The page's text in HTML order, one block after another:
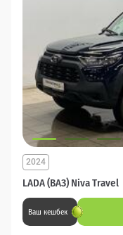
LADA (ВАЗ) Niva Travel
2024
Ваш кешбек